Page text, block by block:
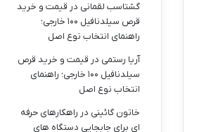
گشتاسب لقمانی در قیمت و خرید
قرص سیلدنافیل ۱۰۰ خارجی؛
راهنمای انتخاب نوع اصل
آریا رستمی در قیمت و خرید قرص
سیلدنافیل ۱۰۰ خارجی؛ راهنمای
انتخاب نوع اصل
خاتون گائینی در راهکارهای حرفه
ای برای جابجایی دستگاه های